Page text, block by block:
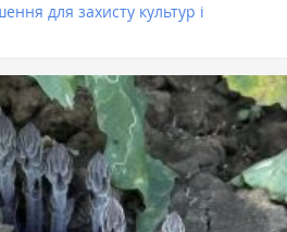
для захисту культур і